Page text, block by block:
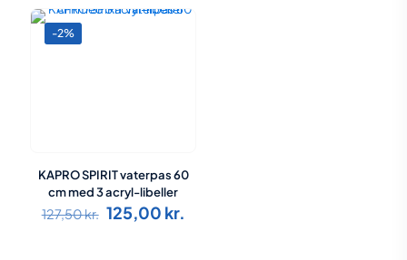
-2%
KAPRO SPIRIT vaterpas 60
cm med 3 acryl-libeller
127,50kr. Den
oprindelige
125,00 kr.